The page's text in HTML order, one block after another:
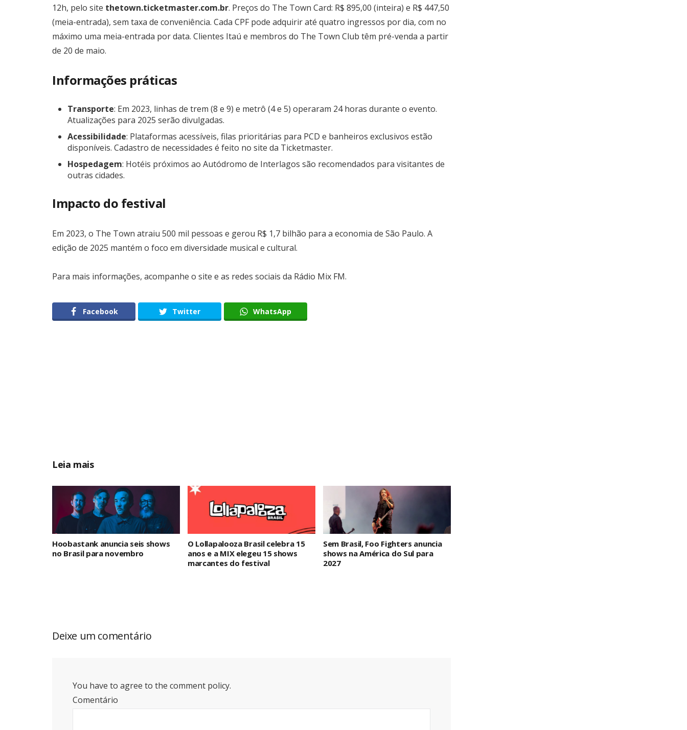
12h, pelo site thetown.ticketmaster.com.br. Preços do The Town Card: R$ 895,00 (inteira) e R$ 447,50
(meia-entrada), sem taxa de conveniência. Cada CPF pode adquirir até quatro ingressos por dia, com no
máximo uma meia-entrada por data. Clientes Itaú e membros do The Town Club têm pré-venda a partir
de 20 de maio.
Informações práticas
Transporte: Em 2023, linhas de trem (8 e 9) e metrô (4 e 5) operaram 24 horas durante o evento.
Atualizações para 2025 serão divulgadas.
Acessibilidade: Plataformas acessíveis, filas prioritárias para PCD e banheiros exclusivos estão
disponíveis. Cadastro de necessidades é feito no site da Ticketmaster.
Hospedagem: Hotéis próximos ao Autódromo de Interlagos são recomendados para visitantes de
outras cidades.
Impacto do festival
Em 2023, o The Town atraiu 500 mil pessoas e gerou R$ 1,7 bilhão para a economia de São Paulo. A
edição de 2025 mantém o foco em diversidade musical e cultural.
Para mais informações, acompanhe o site e as redes sociais da Rádio Mix FM.
Facebook Twitter WhatsApp
Leia mais
Hoobastank anuncia seis shows
no Brasil para novembro
O Lollapalooza Brasil celebra 15
anos e a MIX elegeu 15 shows
marcantes do festival
Sem Brasil, Foo Fighters anuncia
shows na América do Sul para
2027
Deixe um comentário
You have to agree to the comment policy.
Comentário
Most Popular Topics